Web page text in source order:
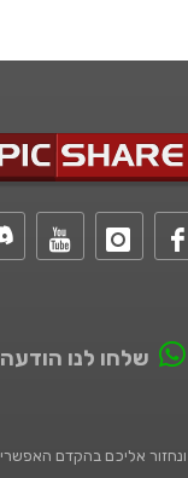
שלחו לנו הודעה
ונחזור אליכם בהקדם האפשרי